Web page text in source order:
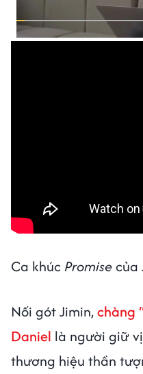
Ca khúc Promisecủa
Nối gót Jimin,chàng
Daniel là người giữ
thương hiệu thần